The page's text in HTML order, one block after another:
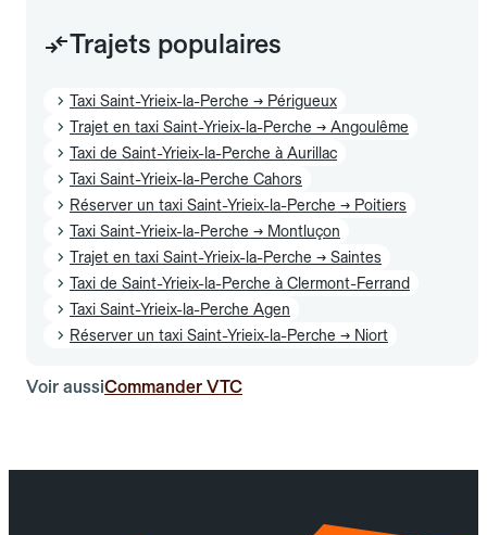
Trajets populaires
Taxi Saint-Yrieix-la-Perche → Périgueux
Trajet en taxi Saint-Yrieix-la-Perche → Angoulême
Taxi de Saint-Yrieix-la-Perche à Aurillac
Taxi Saint-Yrieix-la-Perche Cahors
Réserver un taxi Saint-Yrieix-la-Perche → Poitiers
Taxi Saint-Yrieix-la-Perche → Montluçon
Trajet en taxi Saint-Yrieix-la-Perche → Saintes
Taxi de Saint-Yrieix-la-Perche à Clermont-Ferrand
Taxi Saint-Yrieix-la-Perche Agen
Réserver un taxi Saint-Yrieix-la-Perche → Niort
Voir aussiCommander VTC